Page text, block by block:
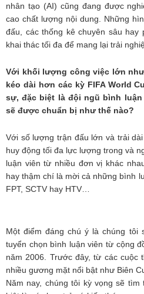
nhân tạo (AI) cũng đang được
cao chất lượng nội dung. Những
đấu, các thống kê chuyên sâu
khai thác tối đa để mang lại trải
Với khối lượng công việc lớn
kéo dài hơn các kỳ FIFA World
sự, đặc biệt là đội ngũ bình
sẽ được chuẩn bị như thế nào?
Với số lượng trận đấu lớn và trải
huy động tối đa lực lượng trong và
luận viên từ nhiều đơn vị khác
hay thậm chí là mời cả những bình
FPT, SCTV hay HTV…
Một điểm đáng chú ý là chúng tôi
tuyển chọn bình luận viên từ cộng
năm 2006. Trước đây, từ các cuộc
nhiều gương mặt nổi bật như Biên
Năm nay, chúng tôi kỳ vọng sẽ